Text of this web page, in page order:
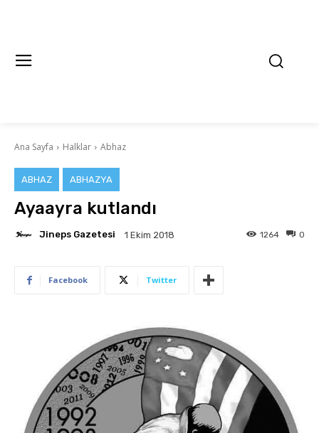
Ana Sayfa Halklar Abhaz
ABHAZ ABHAZYA
Ayaayra kutlandı
Jineps Gazetesi 1 Ekim 2018 0
1264
Facebook Twitter